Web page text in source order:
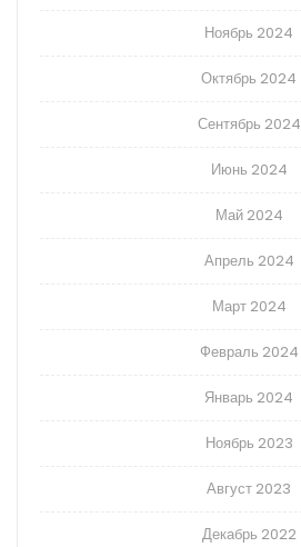
Ноябрь 2024
Октябрь 2024
Сентябрь 2024
Июнь 2024
Май 2024
Апрель 2024
Март 2024
Февраль 2024
Январь 2024
Ноябрь 2023
Август 2023
Декабрь 2022